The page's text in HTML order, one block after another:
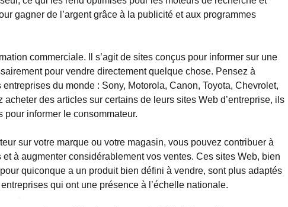
gagner de l’argent grâce à la publicité et aux programmes
commerciale. Il s’agit de sites conçus pour informer sur une
pour vendre directement quelque chose. Pensez à
du monde : Sony, Motorola, Canon, Toyota, Chevrolet,
des articles sur certains de leurs sites Web d’entreprise, ils
informer le consommateur.
sur votre marque ou votre magasin, vous pouvez contribuer à
à augmenter considérablement vos ventes. Ces sites Web, bien
quiconque a un produit bien défini à vendre, sont plus adaptés
qui ont une présence à l’échelle nationale.